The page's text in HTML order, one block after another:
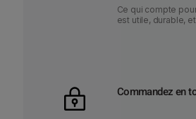
Ce qui compte
est utile, durable,
Commandez en